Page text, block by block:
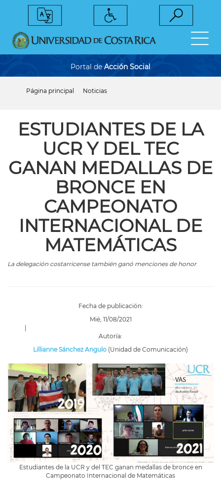
Portal de Acción Social
ayuda
la
navegación
Página principal Noticias
​​​​ESTUDIANTES DE LA
UCR Y DEL TEC
GANAN MEDALLAS DE
BRONCE EN
CAMPEONATO
INTERNACIONAL DE
MATEMÁTICAS
La delegación costarricense también ganó menciones de honor
Fecha de publicación:
Mié, 11/08/2021
|
Autoría:
Lillianne Sánchez Angulo (Unidad de Comunicación)
​​​​Estudiantes de la UCR y del TEC ganan medallas de bronce en
Campeonato Internacional de Matemáticas